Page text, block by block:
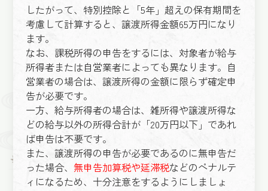
したがって、特別控除と「5年」超えの保有期間を
考慮して計算すると、譲渡所得金額65万円になり
ます。
なお、課税所得の申告をするには、対象者が給与
所得者または自営業者によっても異なります。自
営業者の場合は、譲渡所得の金額に限らず確定申
告が必要です。
一方、給与所得者の場合は、雑所得や譲渡所得な
どの給与以外の所得合計が「20万円以下」であれ
ば申告は不要です。
また、譲渡所得の申告が必要であるのに無申告だ
った場合、 無申告加算税や延滞税などのペナルテ
ィになるため、十分注意をするようにしましょ